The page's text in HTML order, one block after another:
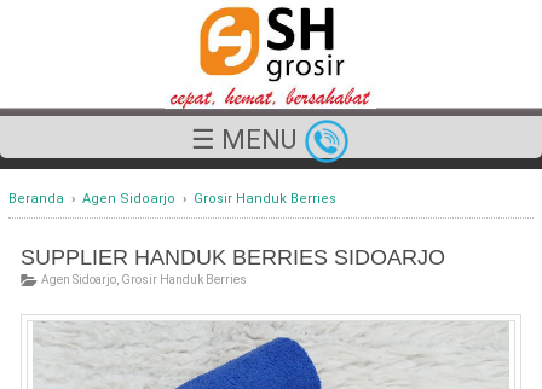
☰ MENU
Beranda › Agen Sidoarjo › Grosir Handuk Berries
SUPPLIER HANDUK BERRIES SIDOARJO
Agen Sidoarjo, Grosir Handuk Berries